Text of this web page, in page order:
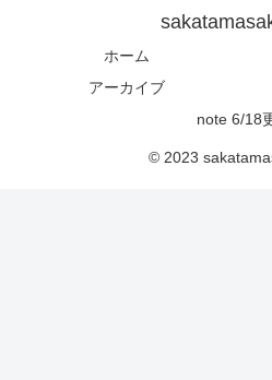
ホーム
アーカイブ
note 6/18
© 2023